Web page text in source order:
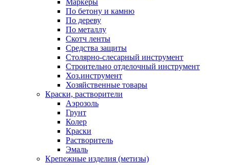
Маркеры
По бетону и камню
По дереву
По металлу
Скотч ленты
Средства защиты
Столярно-слесарный инструмент
Строительно отделочный инструмент
Хоз.инструмент
Хозяйственные товары
Краски, растворители
Аэрозоль
Грунт
Колер
Краски
Растворитель
Эмаль
Крепежные изделия (метизы)